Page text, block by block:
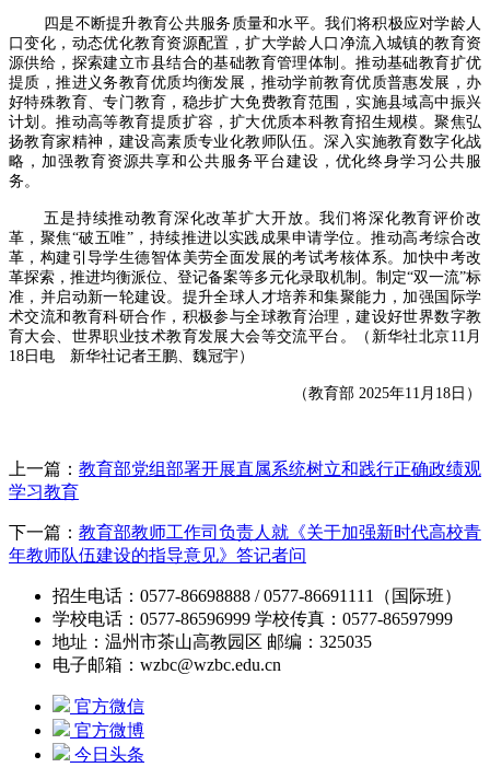
四是不断提升教育公共服务质量和水平。我们将积极应对学龄人
口变化，动态优化教育资源配置，扩大学龄人口净流入城镇的教育资
源供给，探索建立市县结合的基础教育管理体制。推动基础教育扩优
提质，推进义务教育优质均衡发展，推动学前教育优质普惠发展，办
好特殊教育、专门教育，稳步扩大免费教育范围，实施县域高中振兴
计划。推动高等教育提质扩容，扩大优质本科教育招生规模。聚焦弘
扬教育家精神，建设高素质专业化教师队伍。深入实施教育数字化战
略，加强教育资源共享和公共服务平台建设，优化终身学习公共服
务。
五是持续推动教育深化改革扩大开放。我们将深化教育评价改
革，聚焦“破五唯”，持续推进以实践成果申请学位。推动高考综合改
革，构建引导学生德智体美劳全面发展的考试考核体系。加快中考改
革探索，推进均衡派位、登记备案等多元化录取机制。制定“双一流”标
准，并启动新一轮建设。提升全球人才培养和集聚能力，加强国际学
术交流和教育科研合作，积极参与全球教育治理，建设好世界数字教
育大会、世界职业技术教育发展大会等交流平台。（新华社北京11月
18日电 新华社记者王鹏、魏冠宇）
（教育部 2025年11月18日）
上一篇： 教育部党组部署开展直属系统树立和践行正确政绩观
学习教育
下一篇： 教育部教师工作司负责人就《关于加强新时代高校青
年教师队伍建设的指导意见》答记者问
招生电话：0577-86698888 / 0577-86691111（国际班）
学校电话：0577-86596999 学校传真：0577-86597999
地址：温州市茶山高教园区 邮编：325035
电子邮箱：wzbc@wzbc.edu.cn
官方微信
官方微博
今日头条